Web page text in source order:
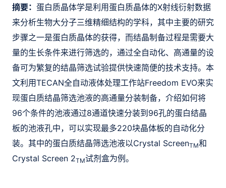
摘要： 蛋白质晶体学是利用蛋白质晶体的X射线衍射数据
来分析生物大分子三维精细结构的学科，其中主要的研究
步骤之一是蛋白质晶体的获得，而结晶制备过程是需要大
量的生长条件来进行筛选的，通过全自动化、高通量的设
备可为繁复的结晶筛选试验提供快速简便的技术支持。本
文利用TECAN全自动液体处理工作站Freedom EVO来实
现蛋白质结晶筛选池液的高通量分装制备，介绍如何将
96个条件的池液通过8通道快速分装到96孔的蛋白结晶
板的池液孔中，可以实现最多220块晶体板的自动化分
装。其中的蛋白质结晶筛选池液以Crystal ScreenTM和
Crystal Screen 2TM试剂盒为例。